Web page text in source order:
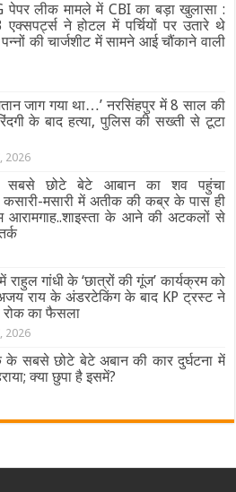
पेपर लीक मामले में CBI का बड़ा खुलासा :
ने होटल में पर्चियों पर उतारे थे
की चार्जशीट में सामने आई चौंकाने वाली
जाग गया था…’ नरसिंहपुर में 8 साल की
के बाद हत्या, पुलिस की सख्ती से टूटा
2026
छोटे बेटे आबान का शव पहुंचा
कसारी-मसारी में अतीक की कब्र के पास ही
आरामगाह..शाइस्ता के आने की अटकलों से
राहुल गांधी के ‘छात्रों की गूंज’ कार्यक्रम को
राय के अंडरटेकिंग के बाद KP ट्रस्ट ने
रोक का फैसला
2026
के सबसे छोटे बेटे अबान की कार दुर्घटना में
क्या छुपा है इसमें?